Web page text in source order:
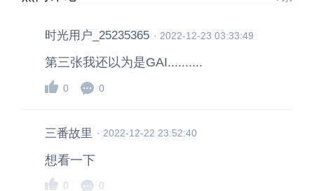
时光用户_25235365 · 2022-12-23 03:33:49
第三张我还以为是GAI..........
0 0
三番故里 ·2022-12-22 23:52:40
想看一下
0 0